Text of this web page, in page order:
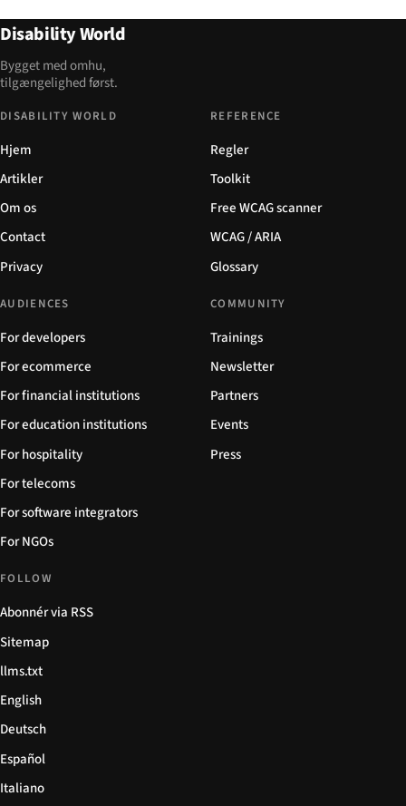
Disability World
Bygget med omhu,
tilgængelighed først.
DISABILITY WORLD
Hjem
Artikler
Om os
Contact
Privacy
REFERENCE
Regler
Toolkit
Free WCAG scanner
WCAG / ARIA
Glossary
AUDIENCES
For developers
For ecommerce
For financial institutions
For education institutions
For hospitality
For telecoms
For software integrators
For NGOs
COMMUNITY
Trainings
Newsletter
Partners
Events
Press
FOLLOW
Abonnér via RSS
Sitemap
llms.txt
English
Deutsch
Español
Italiano